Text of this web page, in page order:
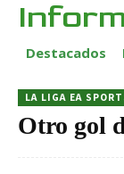
Destacados
LA LIGA EA
Otro gol